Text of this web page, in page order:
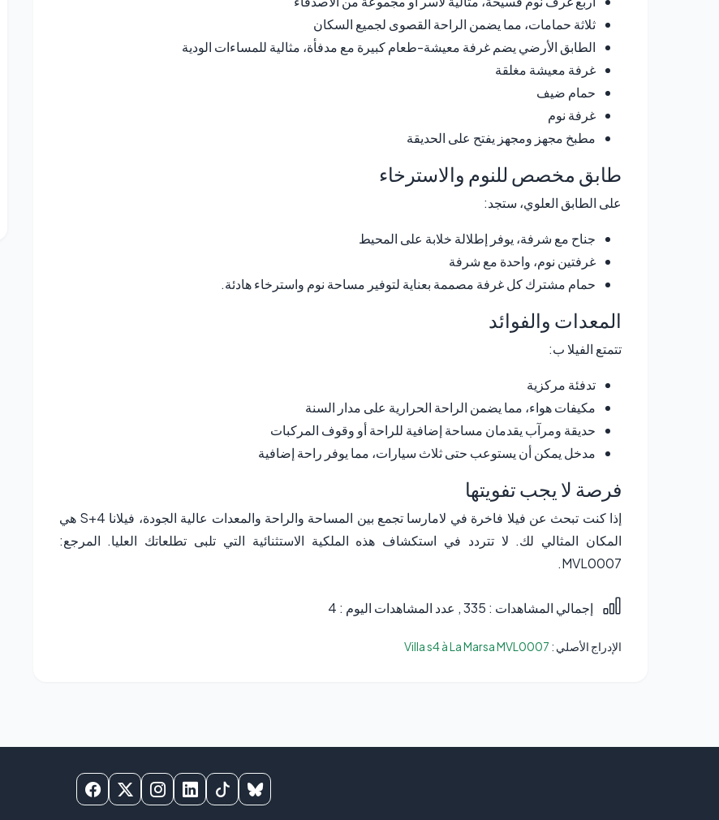
ثلاثة حمامات، مما يضمن الراحة القصوى لجميع السكان
الطابق الأرضي يضم غرفة معيشة-طعام كبيرة مع مدفأة، مثالية للمساءات الودية
غرفة معيشة مغلقة
حمام ضيف
غرفة نوم
مطبخ مجهز ومجهز يفتح على الحديقة
طابق مخصص للنوم والاسترخاء
على الطابق العلوي، ستجد:
جناح مع شرفة، يوفر إطلالة خلابة على المحيط
غرفتين نوم، واحدة مع شرفة
حمام مشترك كل غرفة مصممة بعناية لتوفير مساحة نوم واسترخاء هادئة.
المعدات والفوائد
تتمتع الفيلا ب:
تدفئة مركزية
مكيفات هواء، مما يضمن الراحة الحرارية على مدار السنة
حديقة ومرآب يقدمان مساحة إضافية للراحة أو وقوف المركبات
مدخل يمكن أن يستوعب حتى ثلاث سيارات، مما يوفر راحة إضافية
فرصة لا يجب تفويتها
إذا كنت تبحث عن فيلا فاخرة في لامارسا تجمع بين المساحة والراحة والمعدات عالية الجودة، فيلانا S+4 هي
المكان المثالي لك. لا تتردد في استكشاف هذه الملكية الاستثنائية التي تلبى تطلعاتك العليا. المرجع:
MVL0007.
إجمالي المشاهدات : 335 , عدد المشاهدات اليوم : 4
الإدراج الأصلي : Villa s4 à La Marsa MVL0007